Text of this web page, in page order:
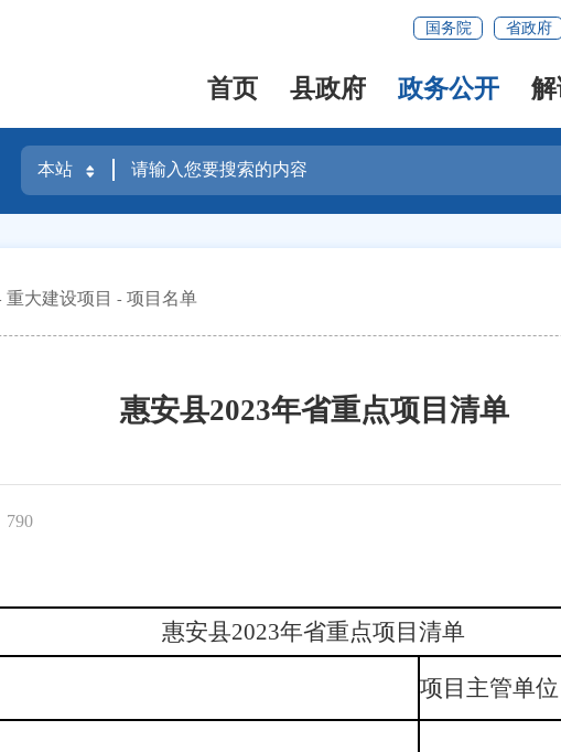
国务院 省政府
首页 县政府 政务公开
重大建设项目 项目名单
惠安县2023年省重点项目清单
790
惠安县2023年省重点项目清单
项目主管单位